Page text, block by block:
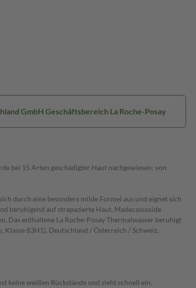
GmbH Geschäftsbereich La Roche-Posay
bei 15 Arten geschädigter Haut nachgewiesen: von
durch eine besonders milde Formel aus und eignet sich
beruhigend auf strapazierte Haut. Madecassoside
enthaltene La Roche-Posay Thermalwasser beruhigt
83H1), Deutschland / Österreich / Schweiz,
keine weißen Rückstände und zieht schnell ein.